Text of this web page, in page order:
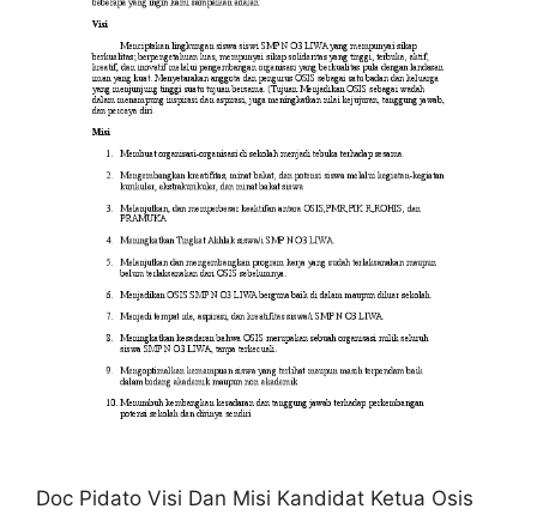
Doc Pidato Visi Dan Misi Kandidat Ketua Osis